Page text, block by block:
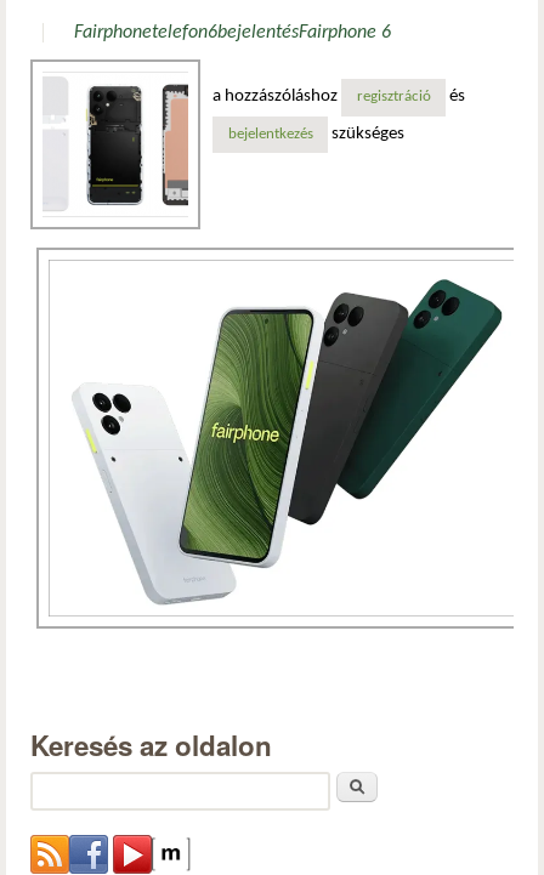
Fairphonetelefon6bejelentésFairphone 6
a hozzászóláshoz regisztráció és
bejelentkezés szükséges
Keresés az oldalon